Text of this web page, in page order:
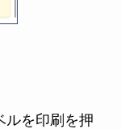
を印刷を押